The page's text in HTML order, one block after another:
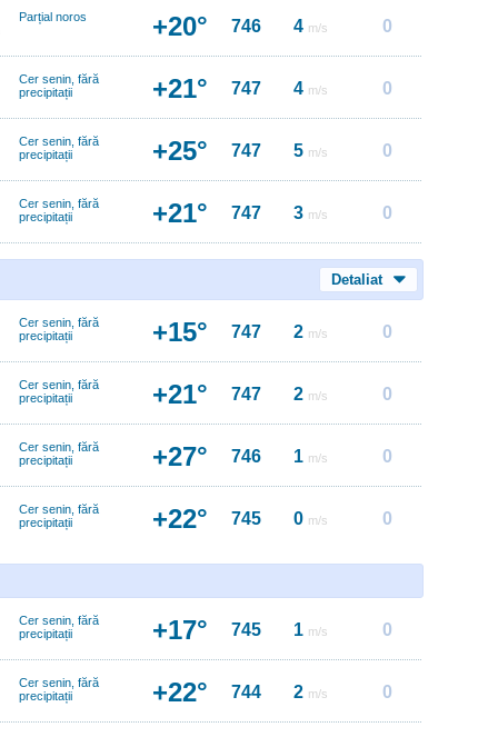
Parțial noros +20° 746 4 m/s 0
Cer senin, fără
precipitații
+21° 747 4 m/s 0
Cer senin, fără
precipitații
+25° 747 5 m/s 0
Cer senin, fără
precipitații
+21° 747 3 m/s 0
Detaliat
Cer senin, fără
precipitații
+15° 747 2 m/s 0
Cer senin, fără
precipitații
+21° 747 2 m/s 0
Cer senin, fără
precipitații
+27° 746 1 m/s 0
Cer senin, fără
precipitații
+22° 745 0 m/s 0
Cer senin, fără
precipitații
+17° 745 1 m/s 0
Cer senin, fără
precipitații
+22° 744 2 m/s 0